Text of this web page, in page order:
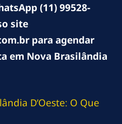
(11) 99528-
site
para agendar
em Nova Brasilândia
D’Oeste: O Que